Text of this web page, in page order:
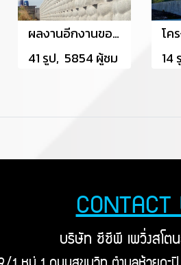
ผลงานอีกงานของผู้ชำนาญการ ร่วมกับ CPS ใช้กำแพงกันดิน หน้างานที่ The Crystal ปราจีนบุรี
41 รูป, 5854 ผู้ชม
14
CONTACT
บริษัท ซีซีพี เพวิ่งสโต